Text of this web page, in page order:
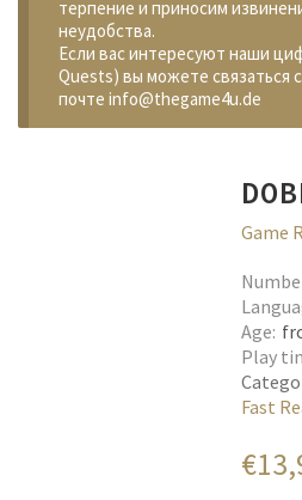
терпение и приносим
неудобства.
Если вас интересуют наши
Quests) вы можете связаться
почте info@thegame4u.de
Game
Age
Play
Fast
€